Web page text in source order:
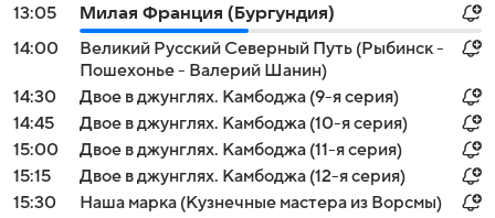
13:05
Милая Франция (Бургундия)
14:00
Великий Русский Северный Путь (Рыбинск -
Пошехонье - Валерий Шанин)
14:30
Двое в джунглях. Камбоджа (9-я серия)
14:45
Двое в джунглях. Камбоджа (10-я серия)
15:00
Двое в джунглях. Камбоджа (11-я серия)
15:15
Двое в джунглях. Камбоджа (12-я серия)
15:30
Наша марка (Кузнечные мастера из Ворсмы)